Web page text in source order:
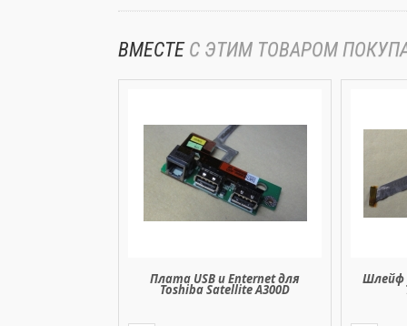
ВМЕСТЕ С ЭТИМ ТОВАРОМ
Плата USB и Enternet для
Toshiba Satellite A300D
Шлейф